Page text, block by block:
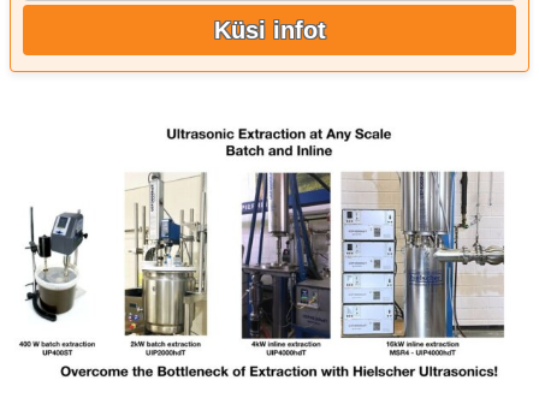
Küsi infot